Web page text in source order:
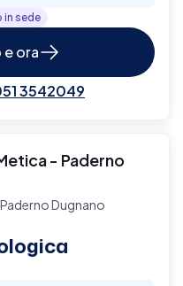
in sede
ora
3542049
- Paderno
Dugnano